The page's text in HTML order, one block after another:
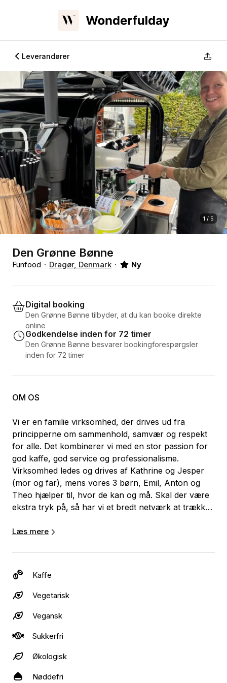
Leverandører
1 / 5
Den Grønne Bønne
Funfood Dragør, Denmark Ny
Digital booking
Den Grønne Bønne tilbyder, at du kan booke direkte
online
Godkendelse inden for 72 timer
Den Grønne Bønne besvarer bookingforespørgsler
inden for 72 timer
OM OS
Vi er en familie virksomhed, der drives ud fra
principperne om sammenhold, samvær og respekt
for alle. Det kombinerer vi med en stor passion for
god kaffe, god service og professionalisme.
Virksomhed ledes og drives af Kathrine og Jesper
(mor og far), mens vores 3 børn, Emil, Anton og
Theo hjælper til, hvor de kan og må. Skal der være
ekstra tryk på, så har vi et bredt netværk at trække
møder mange mennesker og håndterer alle slags
arrangement i vores hænder, og være sikker at der
er høj service, store smil og overblik dagen igennem!
VORES PRODUKTER
Vi elsker god kaffe, og gode råvare. Men om kaffen
hedder det ene eller det andet betyder ikke det store
for os, derfor har vi sparet på alt det fancy
kaffesnak og koncentreret os om at levere god
vi ikke er bundet af faste leverandører, er det til din
Læs mere
Kaffe
Vegetarisk
Vegansk
Sukkerfri
Økologisk
Nøddefri